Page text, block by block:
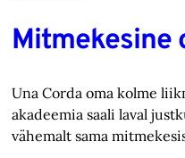
Mitmekesine
Una Corda oma kolme
akadeemia saali laval
vähemalt sama